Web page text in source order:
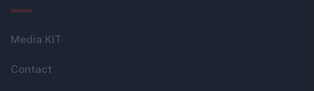
Media KIT
Contact